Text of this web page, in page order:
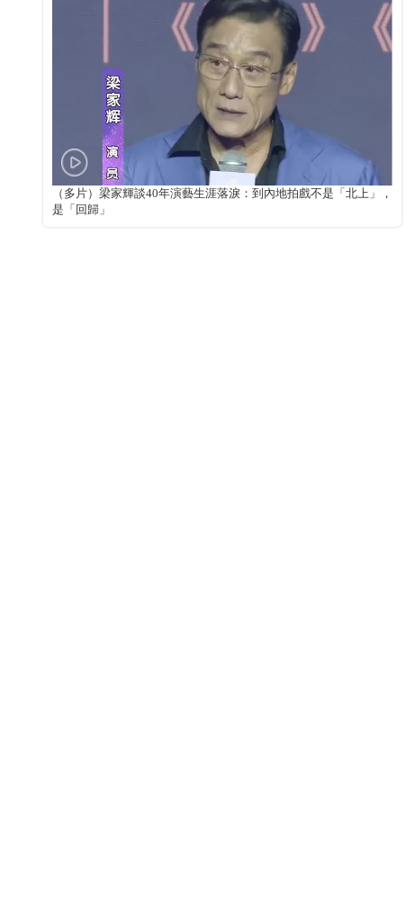
（多片）梁家輝談40年演藝生涯落淚：到內地拍戲不是「北上」，
是「回歸」